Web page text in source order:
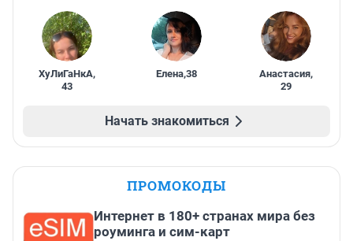
ХуЛиГаНкА,
43
Елена,38 Анастасия,
29
Начать знакомиться
ПРОМОКОДЫ
Интернет в 180+ странах мира без
роуминга и сим-карт